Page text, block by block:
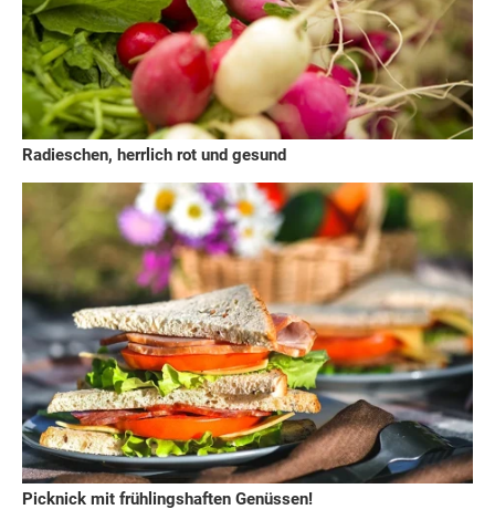
Radieschen, herrlich rot und gesund
Picknick mit frühlingshaften Genüssen!